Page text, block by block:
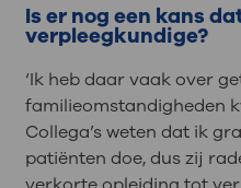
Is er nog een kans
verpleegkundige?
‘Ik heb daar vaak over
familieomstandigheden
Collega’s weten dat ik
patiënten doe, dus zij